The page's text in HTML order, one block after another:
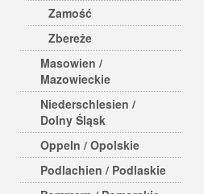
Zamość
Zbereże
Masowien /
Mazowieckie
Niederschlesien /
Dolny Śląsk
Oppeln / Opolskie
Podlachien / Podlaskie